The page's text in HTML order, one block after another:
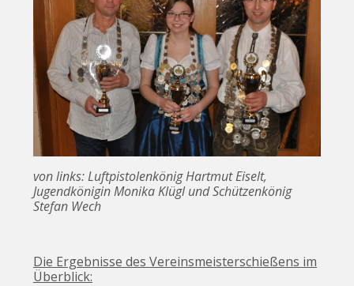
von links: Luftpistolenkönig Hartmut Eiselt,
Jugendkönigin Monika Klügl und Schützenkönig
Stefan Wech
Die Ergebnisse des Vereinsmeisterschießens im
Überblick: